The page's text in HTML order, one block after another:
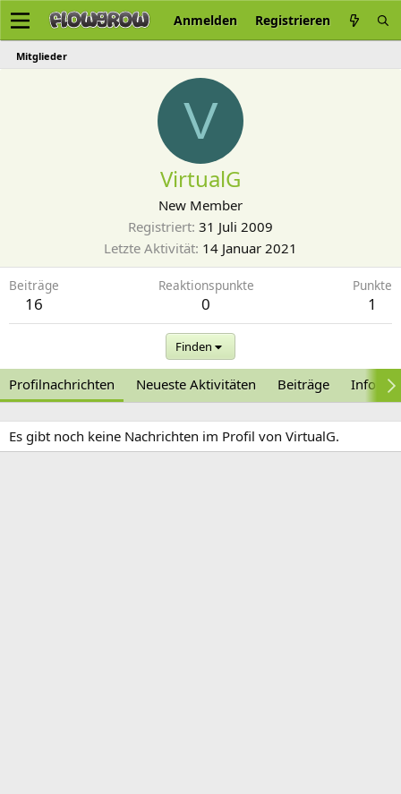
Anmelden Registrieren
Mitglieder
V
VirtualG
New Member
Registriert 31 Juli 2009
Letzte Aktivität 14 Januar 2021
Beiträge
16
Reaktionspunkte
0
Punkte
1
Finden
Profilnachrichten Neueste Aktivitäten Beiträge
Es gibt noch keine Nachrichten im Profil von VirtualG.